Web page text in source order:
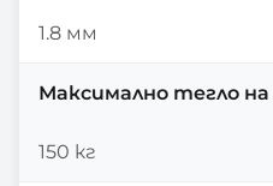
1.8 мм
Максимално тегло
150 кг